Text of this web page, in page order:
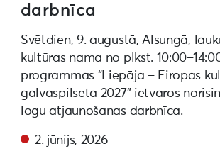
darbnīca
Svētdien, 9. augustā, Alsungā,
kultūras nama no plkst.
programmas “Liepāja – Eiropas
galvaspilsēta 2027” ietvaros
logu atjaunošanas darbnīca.
2. jūnijs, 2026